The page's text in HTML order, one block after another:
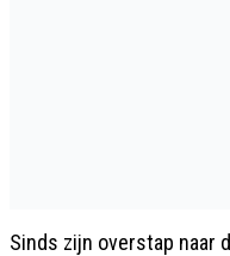
Sinds zijn overstap naar